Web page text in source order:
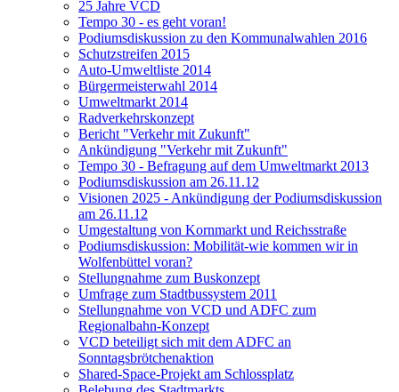
25 Jahre VCD
Tempo 30 - es geht voran!
Podiumsdiskussion zu den Kommunalwahlen 2016
Schutzstreifen 2015
Auto-Umweltliste 2014
Bürgermeisterwahl 2014
Umweltmarkt 2014
Radverkehrskonzept
Bericht "Verkehr mit Zukunft"
Ankündigung "Verkehr mit Zukunft"
Tempo 30 - Befragung auf dem Umweltmarkt 2013
Podiumsdiskussion am 26.11.12
Visionen 2025 - Ankündigung der Podiumsdiskussion
am 26.11.12
Umgestaltung von Kornmarkt und Reichsstraße
Podiumsdiskussion: Mobilität-wie kommen wir in
Wolfenbüttel voran?
Stellungnahme zum Buskonzept
Umfrage zum Stadtbussystem 2011
Stellungnahme von VCD und ADFC zum
Regionalbahn-Konzept
VCD beteiligt sich mit dem ADFC an
Sonntagsbrötchenaktion
Shared-Space-Projekt am Schlossplatz